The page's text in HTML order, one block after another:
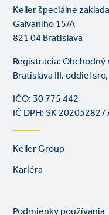
Keller špeciálne
Galvaniho 15/A
821 04 Bratislava
Registrácia:
Bratislava III. oddiel
IČO: 30 775 442
IČ DPH: SK
Footer
links
Keller Group
Kariéra